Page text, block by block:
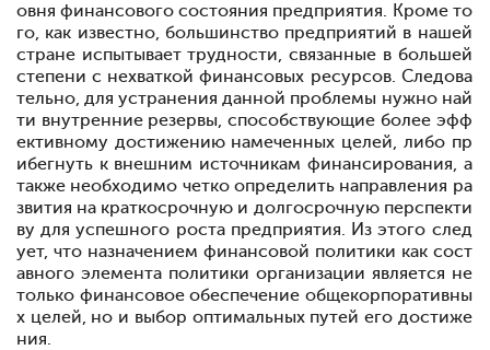
овня финансового состояния предприятия. Кроме то
го, как известно, большинство предприятий в нашей
стране испытывает трудности, связанные в большей
степени с нехваткой финансовых ресурсов. Следова
тельно, для устранения данной проблемы нужно най
ти внутренние резервы, способствующие более эфф
ективному достижению намеченных целей, либо пр
ибегнуть к внешним источникам финансирования, а
также необходимо четко определить направления ра
звития на краткосрочную и долгосрочную перспекти
ву для успешного роста предприятия. Из этого след
ует, что назначением финансовой политики как сост
авного элемента политики организации является не
только финансовое обеспечение общекорпоративны
х целей, но и выбор оптимальных путей его достиже
ния.